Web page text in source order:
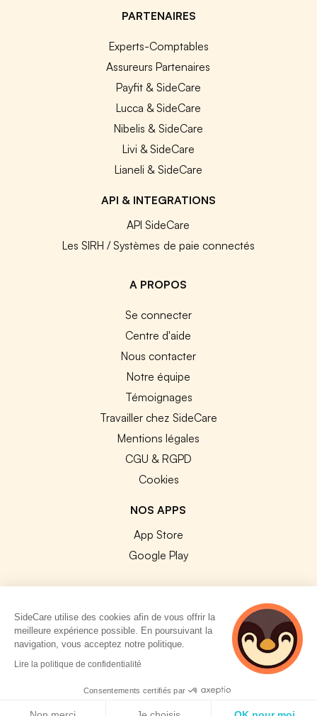
PARTENAIRES
Experts-Comptables
Assureurs Partenaires
Payfit & SideCare
Lucca & SideCare
Nibelis & SideCare
Livi & SideCare
Lianeli & SideCare
API & INTEGRATIONS
API SideCare
Les SIRH / Systèmes de paie connectés
A PROPOS
Se connecter
Centre d'aide
Nous contacter
Notre équipe
Témoignages
Travailler chez SideCare
Mentions légales
CGU & RGPD
Cookies
NOS APPS
App Store
Google Play
© 2026 SideCare. Tous droits réservés.
SideCare utilise des cookies afin de vous offrir la
meilleure expérience possible. En poursuivant la
navigation, vous acceptez notre politique.
Lire la politique de confidentialité
Consentements certifiés par
3 personnes
consultent
actuellement cette